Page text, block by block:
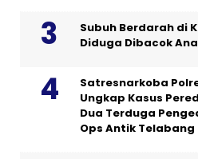
Subuh Berdarah di
Diduga Dibacok
Satresnarkoba
Ungkap Kasus
Dua Terduga
Ops Antik Telabang